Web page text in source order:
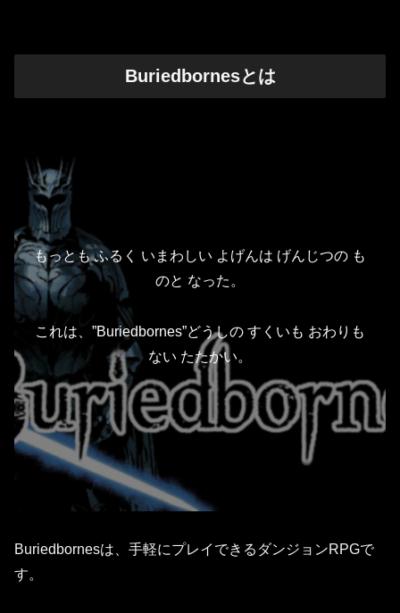
Buriedbornesとは
もっとも ふるく いまわしい よげんは げんじつの も
のと なった。
これは、”Buriedbornes”どうしの すくいも おわりも
ない たたかい。
Buriedbornesは、手軽にプレイできるダンジョンRPGで
す。